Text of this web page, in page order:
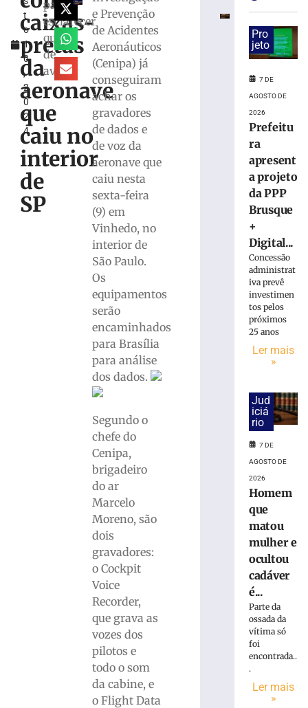
t
o
1
0
,
2
0
2
4
caixas-
pretas
da
aeronave
que
caiu no
interior
de
SP
para
esclarecer
queda
de
avião
e Prevenção
de Acidentes
Aeronáuticos
(Cenipa) já
conseguiram
achar os
gravadores
de dados e
de voz da
aeronave que
caiu nesta
sexta-feira
(9) em
Vinhedo, no
interior de
São Paulo.
Os
equipamentos
serão
encaminhados
para Brasília
para análise
dos dados.
Segundo o
chefe do
Cenipa,
brigadeiro
do ar
Marcelo
Moreno, são
dois
gravadores:
o Cockpit
Voice
Recorder,
que grava as
vozes dos
pilotos e
todo o som
da cabine, e
o Flight Data
mulher
e
ocultou
cadáver
condenado
prisão
Carro
capota
parcialmente
submerso
mangue
prende
mulher
Pro
jeto
7 DE
AGOSTO DE
2026
Prefeitu
ra
apresent
a projeto
da PPP
Brusque
+
Digital...
Concessão
administrat
iva prevê
investimen
tos pelos
próximos
25 anos
Ler mais
»
Jud
iciá
rio
7 DE
AGOSTO DE
2026
Homem
que
matou
mulher e
ocultou
cadáver
é...
Parte da
ossada da
vítima só
foi
encontrada..
.
Ler mais
»